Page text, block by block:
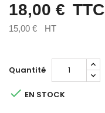
18,00 € TTC
15,00 € HT
Quantité
 EN STOCK